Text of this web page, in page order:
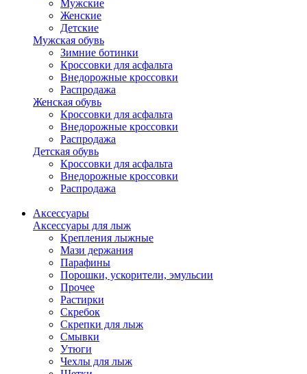
Мужские
Женские
Детские
Мужская обувь
Зимние ботинки
Кроссовки для асфальта
Внедорожные кроссовки
Распродажа
Женская обувь
Кроссовки для асфальта
Внедорожные кроссовки
Распродажа
Детская обувь
Кроссовки для асфальта
Внедорожные кроссовки
Распродажа
Аксессуары
Аксессуары для лыж
Крепления лыжные
Мази держания
Парафины
Порошки, ускорители, эмульсии
Прочее
Растирки
Скребок
Скрепки для лыж
Смывки
Утюги
Чехлы для лыж